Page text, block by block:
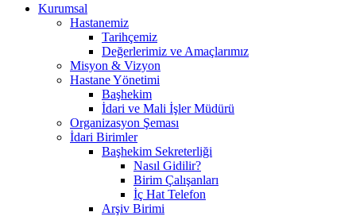
Kurumsal
Hastanemiz
Tarihçemiz
Değerlerimiz ve Amaçlarımız
Misyon & Vizyon
Hastane Yönetimi
Başhekim
İdari ve Mali İşler Müdürü
Organizasyon Şeması
İdari Birimler
Başhekim Sekreterliği
Nasıl Gidilir?
Birim Çalışanları
İç Hat Telefon
Arşiv Birimi